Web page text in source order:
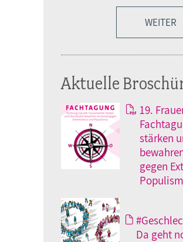
WEITER
Aktuelle
19.
stärken
gegen
Da geht